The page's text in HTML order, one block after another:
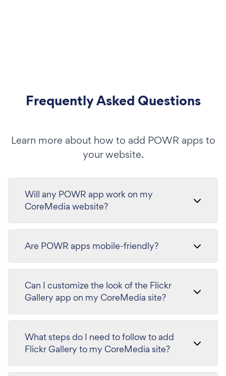
Frequently Asked Questions
Learn more about how to add POWR apps to
your website.
Will any POWR app work on my
CoreMedia website?
Are POWR apps mobile-friendly?
Can I customize the look of the Flickr
Gallery app on my CoreMedia site?
What steps do I need to follow to add
Flickr Gallery to my CoreMedia site?